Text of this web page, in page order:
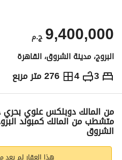
ج.م 9,400,000
البروج، مدينة الشروق، القاهرة
3
4 276 متر مربع ج.م9,400,000
التفاصيل الاتجاهات
من المالك دوبلكس علوي
الشروق
هذا العقار لم يعد